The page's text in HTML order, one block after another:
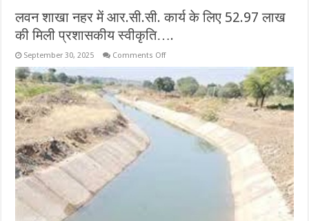
लवन शाखा नहर में आर.सी.सी. कार्य के लिए 52.97 लाख
की मिली प्रशासकीय स्वीकृति….
September 30, 2025 Comments Offon
नहर
में
आर.सी.सी.
कार्य
लिए
52.97